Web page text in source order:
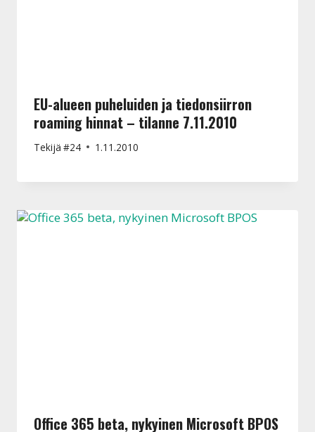
EU-alueen puheluiden ja tiedonsiirron
roaming hinnat – tilanne 7.11.2010
Tekijä #24 1.11.2010
Office 365 beta, nykyinen Microsoft BPOS